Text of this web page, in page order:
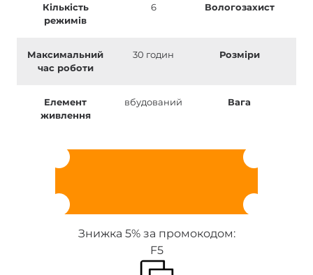
Кількість
режимів
6 Вологозахист
Максимальний
час роботи
30 годин Розміри
Елемент
живлення
вбудований Вага
Знижка 5% за промокодом:
F5